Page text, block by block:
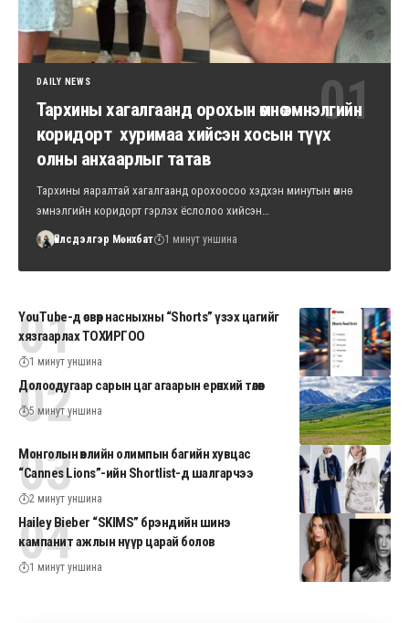
DAILY NEWS
Тархины хагалгаанд орохын өмнө эмнэлгийн
коридорт хуримаа хийсэн хосын түүх
олны анхаарлыг татав
Тархины яаралтай хагалгаанд орохоосоо хэдхэн минутын өмнө
эмнэлгийн коридорт гэрлэх ёслолоо хийсэн…
Үйлсдэлгэр Мөнхбат 1 минут уншина
YouTube-д өсвөр насныхны “Shorts” үзэх цагийг
хязгаарлах ТОХИРГОО
1 минут уншина
Долоодугаар сарын цаг агаарын ерөнхий төлөв
5 минут уншина
Монголын өвлийн олимпын багийн хувцас
“Cannes Lions”-ийн Shortlist-д шалгарчээ
2 минут уншина
Hailey Bieber “SKIMS” брэндийн шинэ
кампанит ажлын нүүр царай болов
1 минут уншина